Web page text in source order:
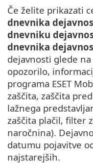
Če želite prikazati
dnevnika
dnevniku
dnevnika
dejavnosti glede
opozorilo,
programa ESET
zaščita, zaščita
lažnega
zaščita plačil, filter
naročnina).
datumu pojavitve
najstarejših.